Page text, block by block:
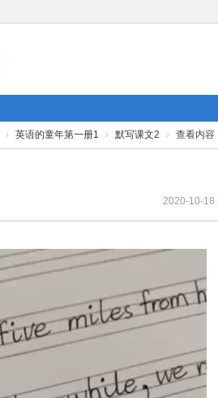
› 英语的童年第一册1 › 默写课文2 › 查看内容
2020-10-18